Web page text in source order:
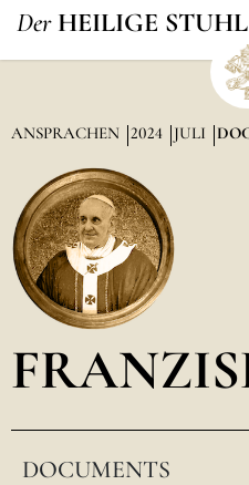
Der HEILIGE STUHL
ANSPRACHEN 2024 JULI
DOCUMENTS